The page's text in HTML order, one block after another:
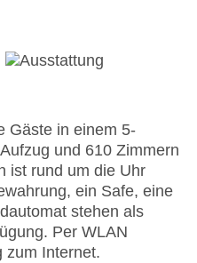
Gäste in einem 5-
und 610 Zimmern
ist rund um die Uhr
ein Safe, eine
stehen als
Per WLAN
zum Internet.